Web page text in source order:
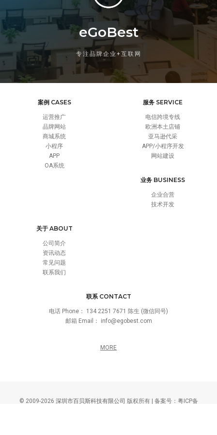
eGoBest
专注品牌企业+互联网
案例 CASES
运营推广
品牌网站
商城系统
小程序
APP
OA系统
服务 SERVICE
电信跨境专线
欧洲本土店铺
亚马逊代采
APP/小程序开发
网站建设
业务 BUSINESS
企业合营
技术开发
关于 ABOUT
公司简介
资讯动态
常见问题
联系我们
联系 CONTACT
电话 Phone： 134 2251 7671 陈生 (微信同号)
邮箱 Email：
info@egobest.com
MORE
© 2009-2026 深圳市百贝斯科技有限公司 版权所有 | 备案号： 粤ICP备